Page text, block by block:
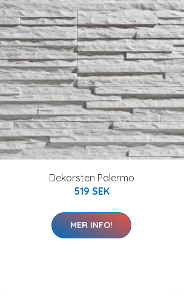
Dekorsten Palermo
519 SEK
MER INFO!